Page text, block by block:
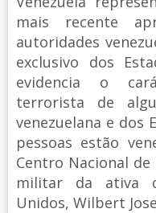
mais recente
autoridades
exclusivo dos
evidencia o
terrorista de
venezuelana e dos
pessoas estão
Centro Nacional
militar da ativa
Unidos, Wilbert